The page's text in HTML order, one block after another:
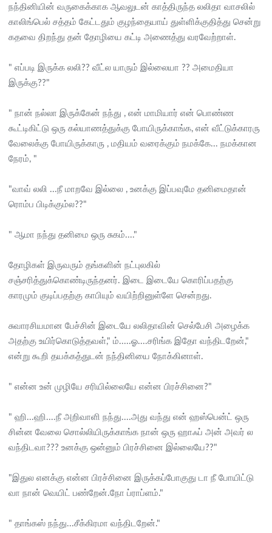
நந்தினியின் வருகைக்காக ஆவலுடன் காத்திருந்த லலிதா வாசலில்
காலிங்பெல் சத்தம் கேட்டதும் குழந்தையாய் துள்ளிக்குதித்து சென்று
கதவை திறந்து தன் தோழியை கட்டி அணைத்து வரவேற்றாள்.
" எப்படி இருக்க லலி?? வீட்ல யாரும் இல்லையா ?? அமைதியா
இருக்கு??"
" நான் நல்லா இருக்கேன் நந்து , என் மாமியார் என் பொண்ண
கூட்டிகிட்டு ஒரு கல்யாணத்துக்கு போயிருக்காங்க, என் வீட்டுக்காரரு
வேலைக்கு போயிருக்காரு , மதியம் வரைக்கும் நமக்கே... நமக்கான
நேரம், "
"வாவ் லலி ...நீ மாறவே இல்லை , உனக்கு இப்பவுமே தனிமைதான்
ரொம்ப பிடிக்கும்ல??"
" ஆமா நந்து தனிமை ஒரு சுகம்...."
தோழிகள் இருவரும் தங்களின் நட்புலகில்
சஞ்சரித்துக்கொண்டிருந்தனர். இடை இடையே கொரிப்பதற்கு
காரமும் குடிப்பதற்கு காபியும் வயிற்றினுள்ளே சென்றது.
சுவாரசியமான பேச்சின் இடையே லலிதாவின் செல்பேசி அழைக்க
அதற்கு உயிர்கொடுத்தவள்," ம்.....ஓ....சரிங்க இதோ வந்திடறேன்,"
என்று கூறி தயக்கத்துடன் நந்தினியை நோக்கினாள்.
" என்ன உன் முழியே சரியில்லையே என்ன பிரச்சினை?"
" ஹி...ஹி....நீ அறிவாளி நந்து....அது வந்து என் ஹஸ்பென்ட் ஒரு
சின்ன வேலை சொல்லியிருக்காங்க நான் ஒரு ஹாஃப் அன் அவர் ல
வந்திடவா??? உனக்கு ஒன்னும் பிரச்சினை இல்லையே??"
"இதுல எனக்கு என்ன பிரச்சினை இருக்கப்போகுது டா நீ போயிட்டு
வா நான் வெயிட் பண்றேன்.நோ ப்ராப்ளம்."
" தாங்கஸ் நந்து...சீக்கிரமா வந்திடறேன்."